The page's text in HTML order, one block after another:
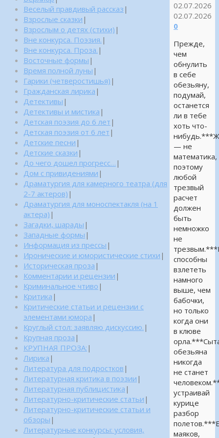
02.07.2026
02.07.2026
0
Прежде,
чем
обнулить
в себе
обезьяну,
подумай,
останется
ли в тебе
хоть что-
— не
математика,
поэтому
любой
трезвый
расчет
должен
быть
немножко
не
способны
взлететь
намного
выше, чем
бабочки,
но только
когда они
в клюве
обезьяна
никогда
не станет
устраивай
курице
разбор
маяков,
Веселый правдивый рассказ |
Взрослые сказки |
Взрослым о детях (стихи) |
Вне конкурса. Поэзия. |
Вне конкурса. Проза. |
Восточные формы |
Время полной луны |
Гарики (четверостишья) |
Гражданская лирика |
Детективы |
Детективы и мистика |
Детская поэзия до 6 лет |
Детская поэзия от 6 лет |
Детские песни |
Детские сказки |
До чего дошел прогресс… |
Дом с привидениями |
Драматургия для камерного театра (для
2-7 актеров) |
Драматургия для моноспектакля (на 1
актера) |
Загадки, шарады |
Западные формы |
Информация из прессы |
Иронические и юмористические стихи |
Историческая проза |
Комментарии и рецензии |
Криминальное чтиво |
Критика |
Критические статьи и рецензии с
элементами юмора |
Круглый стол: заявляю дискуссию. |
Крупная проза |
КРУПНАЯ ПРОЗА: |
Лирика |
Литература для подростков |
Литературная критика в поэзии |
Литературная публицистика |
Литературно-критические статьи |
Литературно-критические статьи и
обзоры |
Литературные конкурсы: условия,